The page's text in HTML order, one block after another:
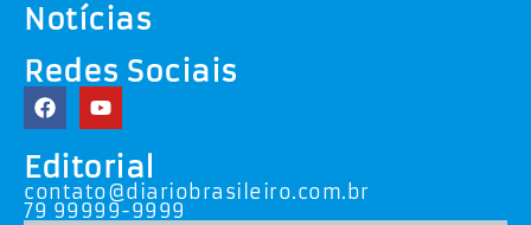
Notícias
Redes Sociais
Editorial
contato@diariobrasileiro.com.br
79 99999-9999